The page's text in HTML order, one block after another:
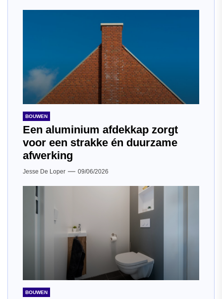
BOUWEN
Een aluminium afdekkap zorgt
voor een strakke én duurzame
afwerking
Jesse De Loper 09/06/2026
BOUWEN